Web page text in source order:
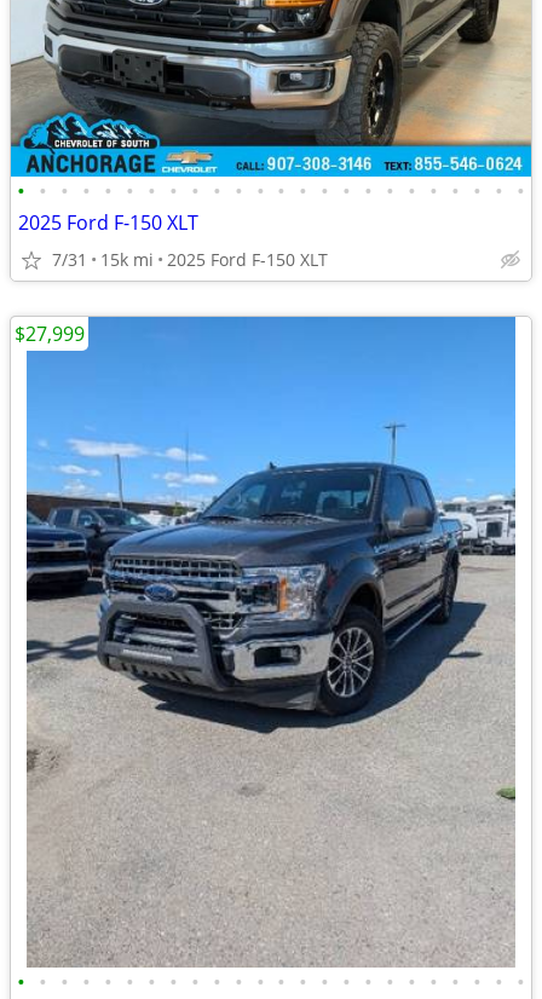
• • • • • • • • • • • • • • • • • • • • • • • •
2025 Ford F-150 XLT
7/31 15k mi 2025 Ford F-150 XLT
• • • • • • • • • • • • • • • • • • • • • • • •
$27,999